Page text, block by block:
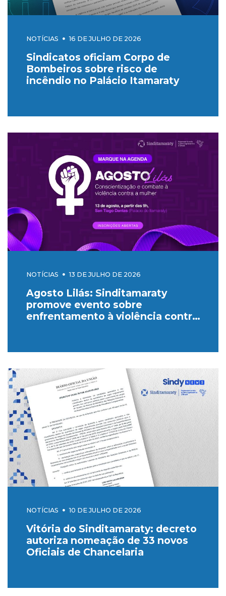
NOTÍCIAS 16 DE JULHO DE 2026
Sindicatos oficiam Corpo de
Bombeiros sobre risco de
incêndio no Palácio Itamaraty
NOTÍCIAS 13 DE JULHO DE 2026
Agosto Lilás: Sinditamaraty
promove evento sobre
enfrentamento à violência contra
NOTÍCIAS 10 DE JULHO DE 2026
Vitória do Sinditamaraty: decreto
autoriza nomeação de 33 novos
Oficiais de Chancelaria